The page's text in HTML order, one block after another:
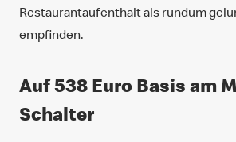
Restaurantaufenthalt als rundum
empfinden.
Auf 538 Euro Basis am
Schalter